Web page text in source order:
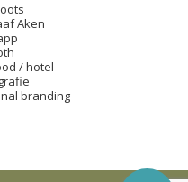
Aken
/ hotel
branding